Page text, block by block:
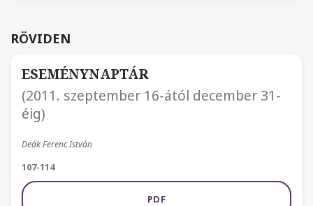
RÖVIDEN
ESEMÉNYNAPTÁR
(2011. szeptember 16-ától december 31-
éig)
Deák Ferenc István
107-114
PDF